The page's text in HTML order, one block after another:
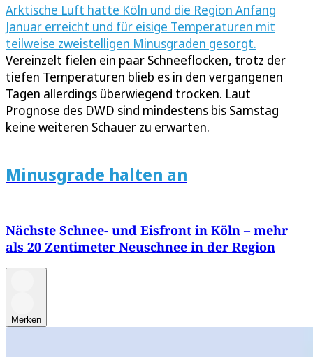
Arktische Luft hatte Köln und die Region Anfang
Januar erreicht und für eisige Temperaturen mit
teilweise zweistelligen Minusgraden gesorgt.
Vereinzelt fielen ein paar Schneeflocken, trotz der
tiefen Temperaturen blieb es in den vergangenen
Tagen allerdings überwiegend trocken. Laut
Prognose des DWD sind mindestens bis Samstag
keine weiteren Schauer zu erwarten.
Minusgrade halten an
Nächste Schnee- und Eisfront in Köln – mehr
als 20 Zentimeter Neuschnee in der Region
Merken